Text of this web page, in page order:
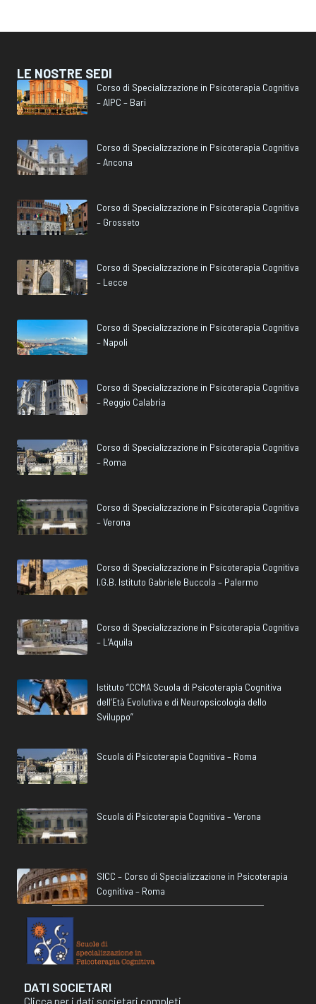
LE NOSTRE SEDI
Corso di Specializzazione in Psicoterapia Cognitiva
– AIPC – Bari
Corso di Specializzazione in Psicoterapia Cognitiva
– Ancona
Corso di Specializzazione in Psicoterapia Cognitiva
– Grosseto
Corso di Specializzazione in Psicoterapia Cognitiva
– Lecce
Corso di Specializzazione in Psicoterapia Cognitiva
– Napoli
Corso di Specializzazione in Psicoterapia Cognitiva
– Reggio Calabria
Corso di Specializzazione in Psicoterapia Cognitiva
– Roma
Corso di Specializzazione in Psicoterapia Cognitiva
– Verona
Corso di Specializzazione in Psicoterapia Cognitiva
I.G.B. Istituto Gabriele Buccola – Palermo
Corso di Specializzazione in Psicoterapia Cognitiva
– L’Aquila
Istituto “CCMA Scuola di Psicoterapia Cognitiva
dell’Età Evolutiva e di Neuropsicologia dello
Sviluppo”
Scuola di Psicoterapia Cognitiva – Roma
Scuola di Psicoterapia Cognitiva – Verona
SICC – Corso di Specializzazione in Psicoterapia
Cognitiva – Roma
DATI SOCIETARI
Clicca per i dati societari completi